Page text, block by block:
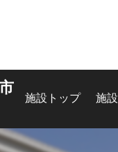
施設トップ 施